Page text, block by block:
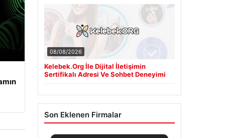
08/08/2026
Kelebek.Org İle Dijital İletişimin
Sertifikalı Adresi Ve Sohbet Deneyimi